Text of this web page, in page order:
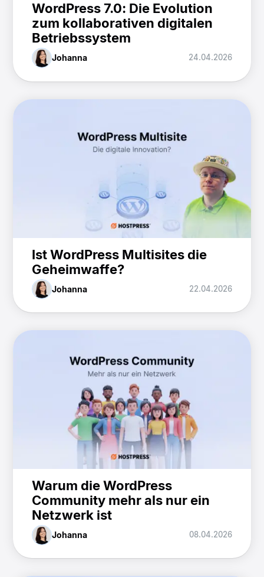
WordPress 7.0: Die Evolution
zum kollaborativen digitalen
Betriebssystem
Johanna 24.04.2026
Ist WordPress Multisites die
Geheimwaffe?
Johanna 22.04.2026
Warum die WordPress
Community mehr als nur ein
Netzwerk ist
Johanna 08.04.2026